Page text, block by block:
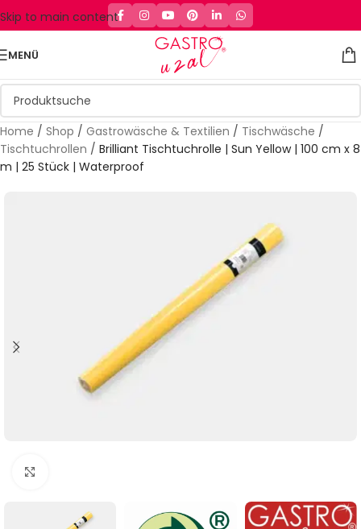
Skip to main content
MENÜ
Home / Shop / Gastrowäsche & Textilien / Tischwäsche /
Tischtuchrollen / Brilliant Tischtuchrolle | Sun Yellow | 100 cm x 8
m | 25 Stück | Waterproof